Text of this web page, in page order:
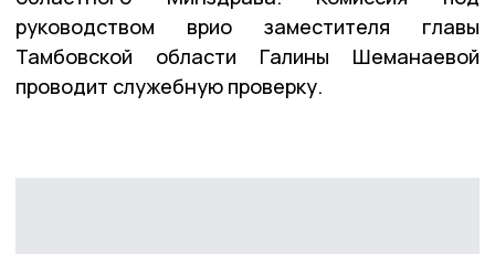
руководством врио заместителя главы
Тамбовской области Галины Шеманаевой
проводит служебную проверку.